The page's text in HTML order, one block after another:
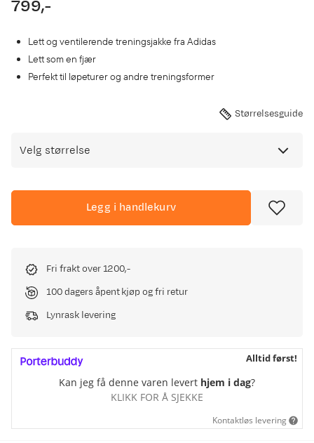
price
799,-
Lett og ventilerende treningsjakke fra Adidas
Lett som en fjær
Perfekt til løpeturer og andre treningsformer
Størrelsesguide
Velg størrelse
Legg i handlekurv
Fri frakt over 1200,-
100 dagers åpent kjøp og fri retur
Lynrask levering
Alltid først!
Kan jeg få denne varen levert hjem i dag?
KLIKK FOR Å SJEKKE
Kontaktløs levering